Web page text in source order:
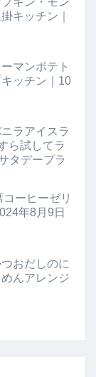
キッチン｜
マンポテト
ッチン｜10
ラアイスラ
ら試してラ
タデープラ
コーヒーゼリ
年8月9日
おだしのに
んアレンジ